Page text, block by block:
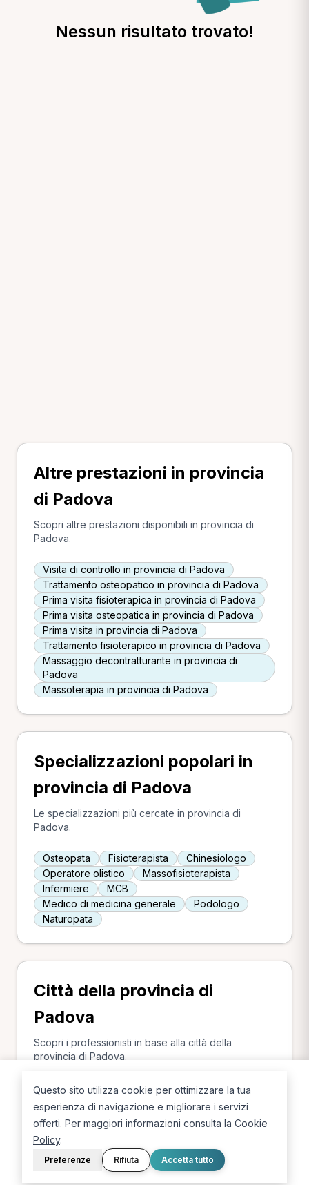
Nessun risultato trovato!
Altre prestazioni in provincia
di Padova
Scopri altre prestazioni disponibili in provincia di
Padova.
Visita di controllo in provincia di Padova
Trattamento osteopatico in provincia di Padova
Prima visita fisioterapica in provincia di Padova
Prima visita osteopatica in provincia di Padova
Prima visita in provincia di Padova
Trattamento fisioterapico in provincia di Padova
Massaggio decontratturante in provincia di
Padova
Massoterapia in provincia di Padova
Specializzazioni popolari in
provincia di Padova
Le specializzazioni più cercate in provincia di
Padova.
Osteopata Fisioterapista
Chinesiologo
Operatore olistico
Massofisioterapista
Infermiere
MCB
Medico di medicina generale
Podologo
Naturopata
Città della provincia di
Padova
Scopri i professionisti in base alla città della
provincia di Padova.
Albignasego Padova Vescovana
Este
Rubano
Cittadella
Noventa Padovana
Grantorto
Abano Terme
Trebaseleghe
Battaglia Terme
Questo sito utilizza cookie per ottimizzare la tua
esperienza di navigazione e migliorare i servizi
offerti. Per maggiori informazioni consulta la Cookie
Policy.
Preferenze Rifiuta Accetta tutto